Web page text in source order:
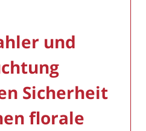
und
Sicherheit
florale